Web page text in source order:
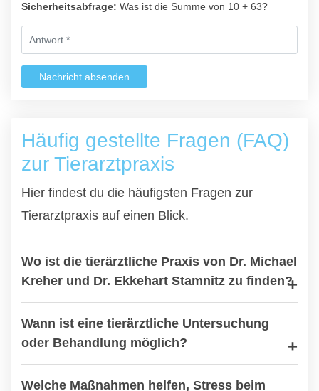
Sicherheitsabfrage: Was ist die Summe von 10 + 63?
Nachricht absenden
Häufig gestellte Fragen (FAQ)
zur Tierarztpraxis
Hier findest du die häufigsten Fragen zur
Tierarztpraxis auf einen Blick.
Wo ist die tierärztliche Praxis von Dr. Michael
Kreher und Dr. Ekkehart Stamnitz zu finden?
Wann ist eine tierärztliche Untersuchung
oder Behandlung möglich?
Welche Maßnahmen helfen, Stress beim